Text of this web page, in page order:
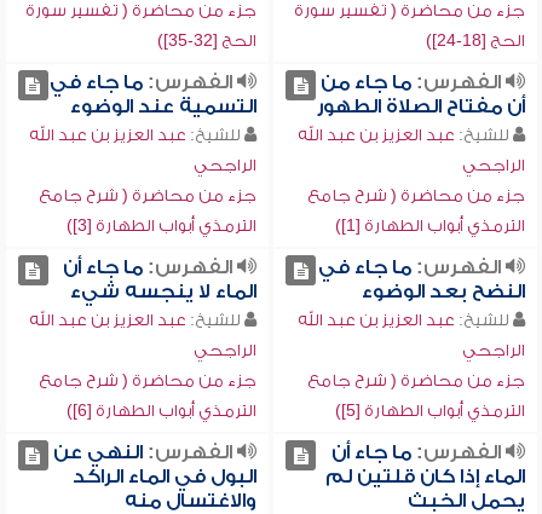
جزء من محاضرة ( تفسير سورة
الحج [18-24])
جزء من محاضرة ( تفسير سورة
الحج [32-35])
الفهرس:ما جاء من
أن مفتاح الصلاة الطهور
للشيخ: عبد العزيز بن عبد الله
الراجحي
جزء من محاضرة ( شرح جامع
الترمذي أبواب الطهارة [1])
الفهرس:ما جاء في
التسمية عند الوضوء
للشيخ: عبد العزيز بن عبد الله
الراجحي
جزء من محاضرة ( شرح جامع
الترمذي أبواب الطهارة [3])
الفهرس:ما جاء في
النضح بعد الوضوء
للشيخ: عبد العزيز بن عبد الله
الراجحي
جزء من محاضرة ( شرح جامع
الترمذي أبواب الطهارة [5])
الفهرس:ما جاء أن
الماء لا ينجسه شيء
للشيخ: عبد العزيز بن عبد الله
الراجحي
جزء من محاضرة ( شرح جامع
الترمذي أبواب الطهارة [6])
الفهرس:ما جاء أن
الماء إذا كان قلتين لم
يحمل الخبث
الفهرس:النهي عن
البول في الماء الراكد
والاغتسال منه